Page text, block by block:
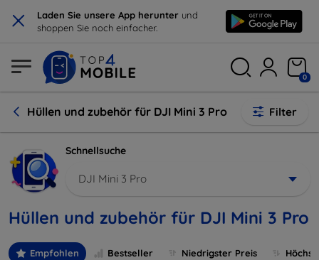
× Laden Sie unsere App herunter und
shoppen Sie noch einfacher.
0
Hüllen und zubehör für DJI Mini 3 Pro Filter
Schnellsuche
DJI Mini 3 Pro
Hüllen und zubehör für DJI Mini 3 Pro
Empfohlen Bestseller Niedrigster Preis